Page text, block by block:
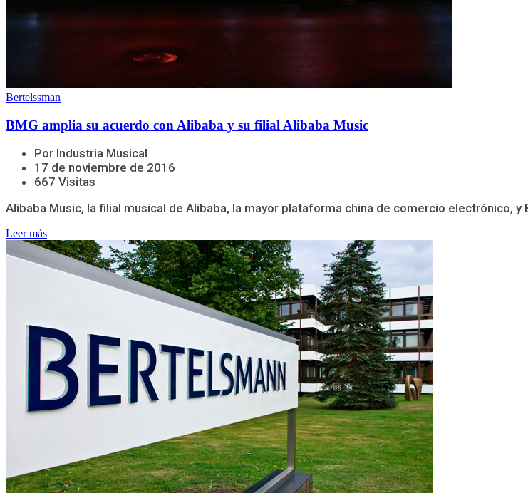
Bertelssman
BMG amplia su acuerdo con Alibaba y su filial Alibaba Music
Por Industria Musical
17 de noviembre de 2016
667 Visitas
Alibaba Music, la filial musical de Alibaba, la mayor plataforma china de comercio electrónico,
Leer más